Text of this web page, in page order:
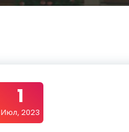
1
Июл, 2023